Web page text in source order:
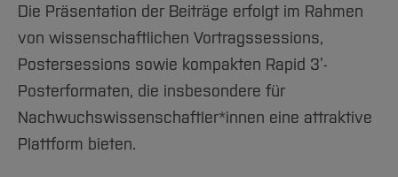
Die Präsentation der Beiträge erfolgt im Rahmen
von wissenschaftlichen Vortragssessions,
Postersessions sowie kompakten Rapid 3’-
Posterformaten, die insbesondere für
Nachwuchswissenschaftler*innen eine attraktive
Plattform bieten.